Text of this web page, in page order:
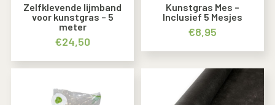
Zelfklevende lijmband
voor kunstgras – 5
meter
€24,50
Kunstgras Mes –
Inclusief 5 Mesjes
€8,95